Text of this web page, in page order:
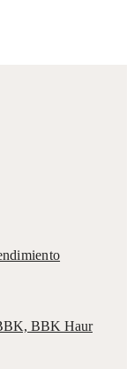
BBK Haur